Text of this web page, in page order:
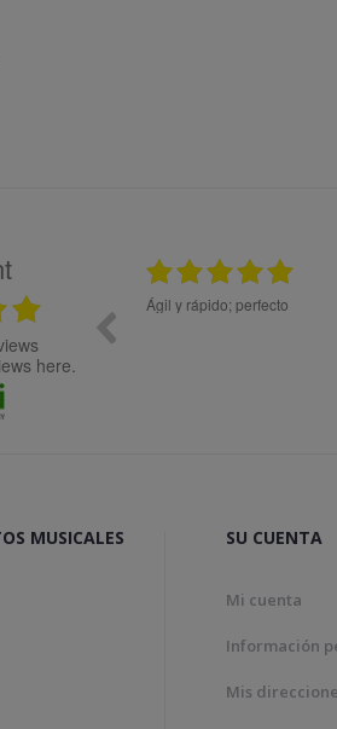
here.
08.05.2026
Muy bien
MUSICALES SU CUENTA
Mi cuenta
Información
Mis